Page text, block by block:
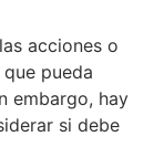
acciones o
pueda
embargo, hay
si debe